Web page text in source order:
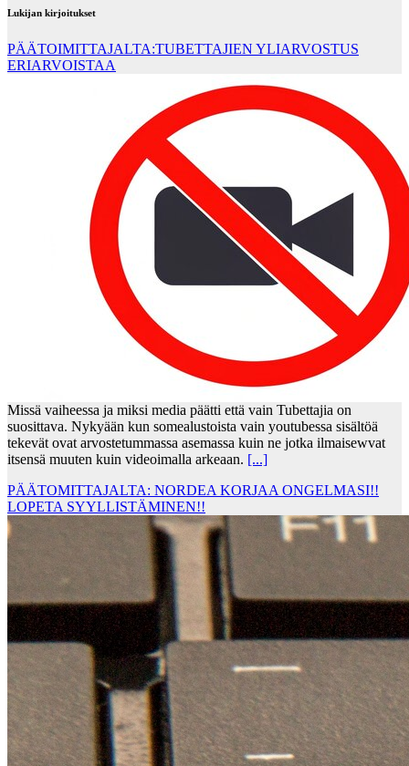
Lukijan kirjoitukset
PÄÄTOIMITTAJALTA:TUBETTAJIEN YLIARVOSTUS
ERIARVOISTAA
Missä vaiheessa ja miksi media päätti että vain Tubettajia on
suosittava. Nykyään kun somealustoista vain youtubessa sisältöä
tekevät ovat arvostetummassa asemassa kuin ne jotka ilmaisewvat
itsensä muuten kuin videoimalla arkeaan. [...]
PÄÄTOMITTAJALTA: NORDEA KORJAA ONGELMASI!!
LOPETA SYYLLISTÄMINEN!!